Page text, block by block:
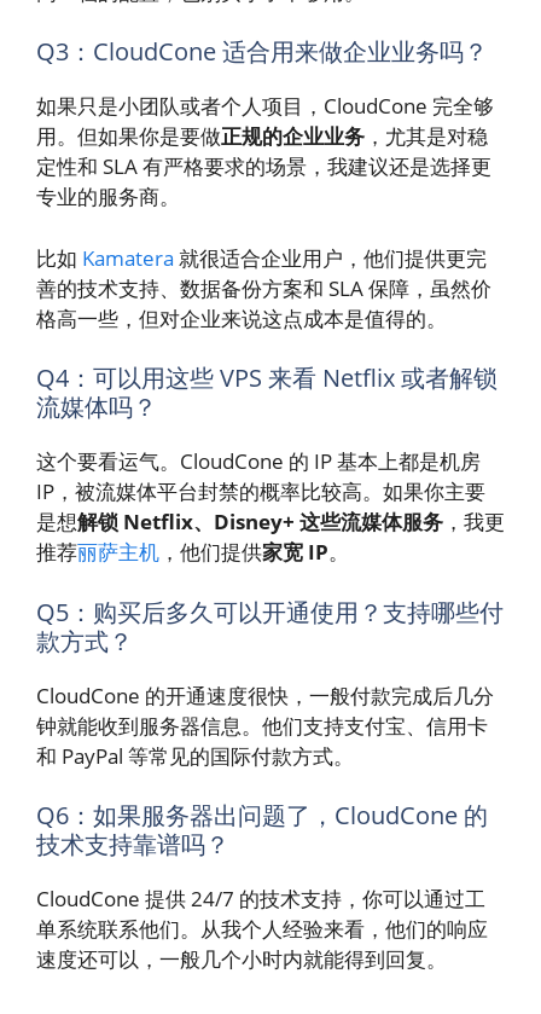
Q3：CloudCone 适合用来做企业业务吗？
如果只是小团队或者个人项目，CloudCone 完全够
用。但如果你是要做正规的企业业务 ，尤其是对稳
定性和 SLA 有严格要求的场景，我建议还是选择更
专业的服务商。
比如 Kamatera 就很适合企业用户，他们提供更完
善的技术支持、数据备份方案和 SLA 保障，虽然价
格高一些，但对企业来说这点成本是值得的。
Q4：可以用这些 VPS 来看 Netflix 或者解锁
流媒体吗？
这个要看运气。CloudCone 的 IP 基本上都是机房
IP，被流媒体平台封禁的概率比较高。如果你主要
是想解锁 Netflix、Disney+ 这些流媒体服务 ，我更
推荐丽萨主机 ，他们提供家宽 IP。
Q5：购买后多久可以开通使用？支持哪些付
款方式？
CloudCone 的开通速度很快，一般付款完成后几分
钟就能收到服务器信息。他们支持支付宝、信用卡
和 PayPal 等常见的国际付款方式。
Q6：如果服务器出问题了，CloudCone 的
技术支持靠谱吗？
CloudCone 提供 24/7 的技术支持，你可以通过工
单系统联系他们。从我个人经验来看，他们的响应
速度还可以，一般几个小时内就能得到回复。